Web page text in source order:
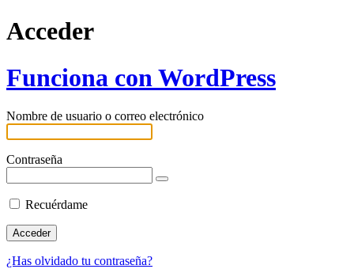
Acceder
Funciona con WordPress
Nombre de usuario o correo electrónico
Contraseña
Recuérdame
¿Has olvidado tu contraseña?